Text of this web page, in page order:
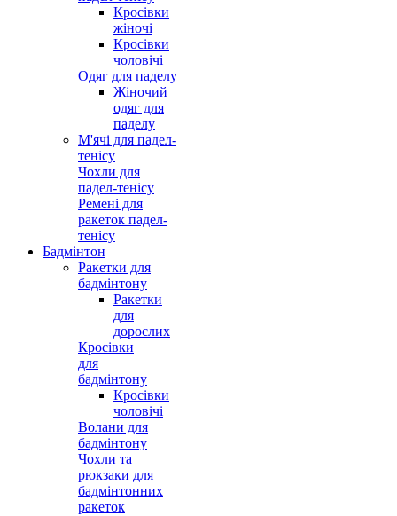
Кросівки
жіночі
Кросівки
чоловічі
Одяг для паделу
Жіночий
одяг для
паделу
М'ячі для падел-
тенісу
Чохли для
падел-тенісу
Ремені для
ракеток падел-
тенісу
Бадмінтон
Ракетки для
бадмінтону
Ракетки
для
дорослих
Кросівки
для
бадмінтону
Кросівки
чоловічі
Волани для
бадмінтону
Чохли та
рюкзаки для
бадмінтонних
ракеток